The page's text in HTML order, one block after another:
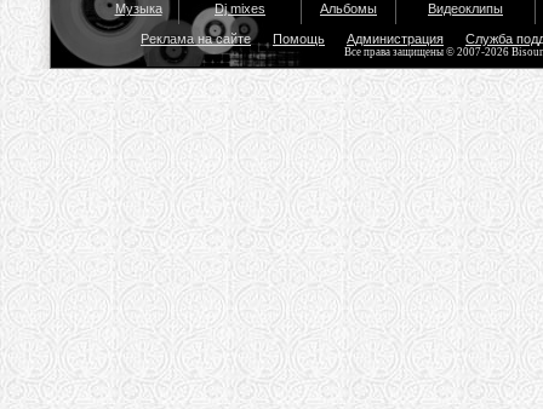
Музыка Dj mixes Альбомы Видеоклипы
Реклама на сайте Помощь Администрация Служба
Все права защищены © 2007-2026